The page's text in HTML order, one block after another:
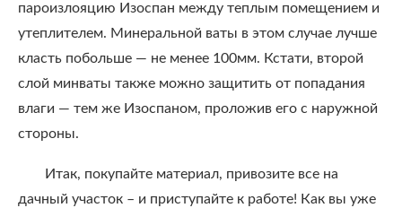
пароизлояцию Изоспан между теплым помещением и
утеплителем. Минеральной ваты в этом случае лучше
класть побольше — не менее 100мм. Кстати, второй
слой минваты также можно защитить от попадания
влаги — тем же Изоспаном, проложив его с наружной
стороны.
Итак, покупайте материал, привозите все на
дачный участок – и приступайте к работе! Как вы уже